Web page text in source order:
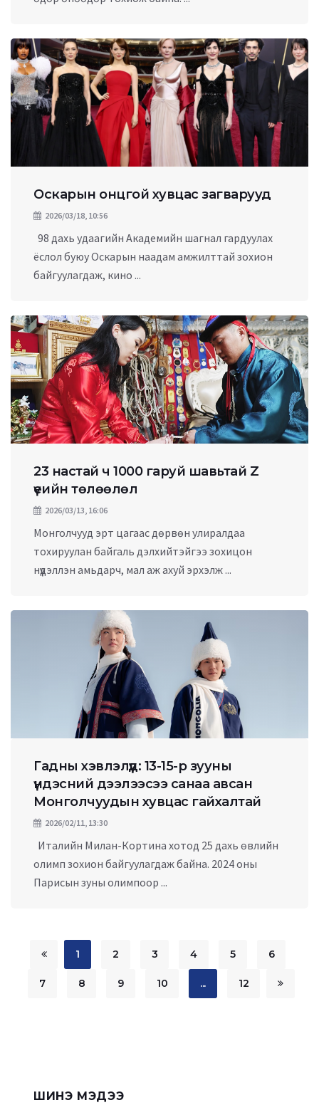
Оскарын онцгой хувцас загварууд
2026/03/18, 10:56
98 дахь удаагийн Академийн шагнал гардуулах
ёслол буюу Оскарын наадам амжилттай зохион
байгуулагдаж, кино ...
23 настай ч 1000 гаруй шавьтай Z
үеийн төлөөлөл
2026/03/13, 16:06
Монголчууд эрт цагаас дөрвөн улиралдаа
тохируулан байгаль дэлхийтэйгээ зохицон
нүүдэллэн амьдарч, мал аж ахуй эрхэлж ...
Гадны хэвлэлүүд: 13-15-р зууны
үндэсний дээлээсээ санаа авсан
Монголчуудын хувцас гайхалтай
2026/02/11, 13:30
Италийн Милан-Кортина хотод 25 дахь өвлийн
олимп зохион байгуулагдаж байна. 2024 оны
Парисын зуны олимпоор ...
1 2 3 4 5 6
7 8 9 10 ... 12
ШИНЭ МЭДЭЭ